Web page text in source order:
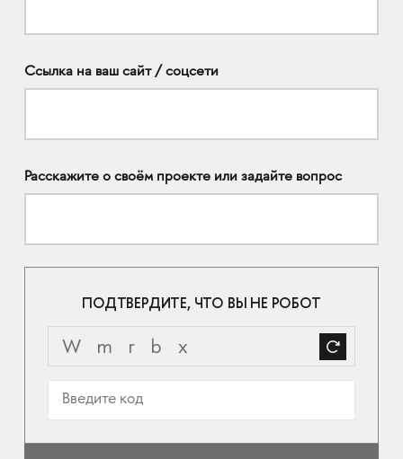
Ссылка на ваш сайт / соцсети
Расскажите о своём проекте или задайте вопрос
ПОДТВЕРДИТЕ, ЧТО ВЫ НЕ РОБОТ